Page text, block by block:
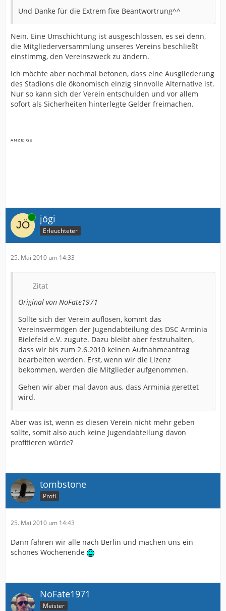
Und Danke für die Extrem fixe Beantwortrung^^
Nein. Eine Umschichtung ist ausgeschlossen, es sei denn,
die Mitgliederversammlung unseres Vereins beschließt
einstimmg, den Vereinszweck zu ändern.
Ich möchte aber nochmal betonen, dass eine Ausgliederung
des Stadions die ökonomisch einzig sinnvolle Alternative ist.
Nur so kann sich der Verein entschulden und vor allem
sofort als Sicherheiten hinterlegte Gelder freimachen.
Online jögi
Erleuchteter
25. Mai 2010 um 14:33
Zitat
Original von NoFate1971
Sollte sich der Verein auflösen, kommt das
Vereinsvermögen der Jugendabteilung des DSC Arminia
Bielefeld e.V. zugute. Dazu bleibt aber festzuhalten,
dass wir bis zum 2.6.2010 keinen Aufnahmeantrag
bearbeiten werden. Erst, wenn wir die Lizenz
bekommen, werden die Mitglieder aufgenommen.
Gehen wir aber mal davon aus, dass Arminia gerettet
wird.
Aber was ist, wenn es diesen Verein nicht mehr geben
sollte, somit also auch keine Jugendabteilung davon
profitieren würde?
tombstone
Profi
25. Mai 2010 um 14:43
Dann fahren wir alle nach Berlin und machen uns ein
schönes Wochenende
NoFate1971
Meister